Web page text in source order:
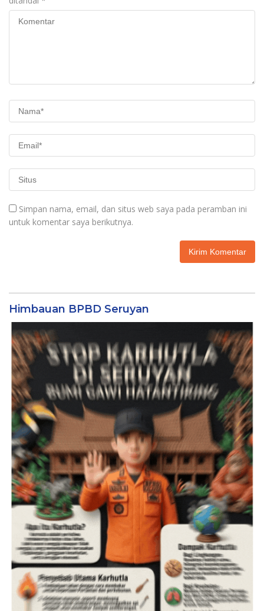
Simpan nama, email, dan situs web saya pada peramban ini
untuk komentar saya berikutnya.
Himbauan BPBD Seruyan